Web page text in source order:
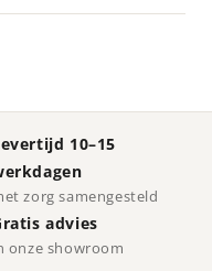
10–15
zorg samengesteld
advies
onze showroom